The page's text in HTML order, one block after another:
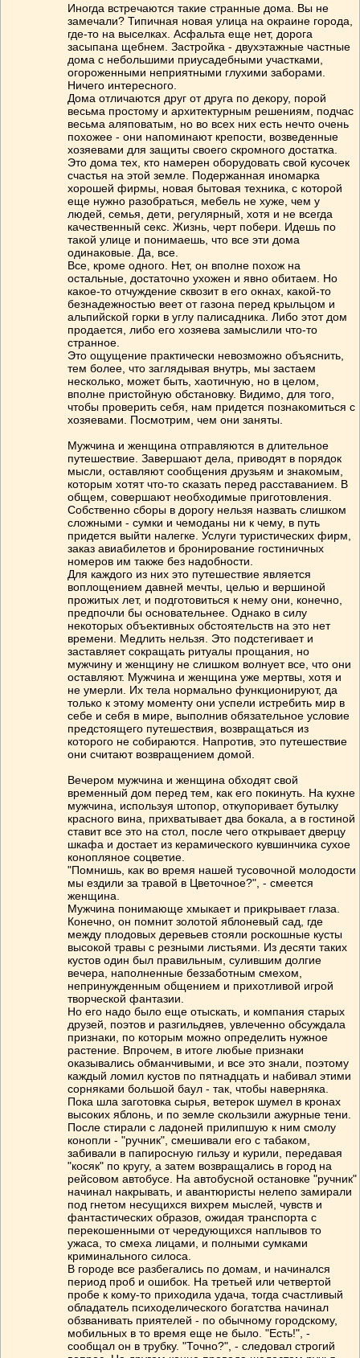
Иногда встречаются такие странные дома. Вы не
замечали? Типичная новая улица на окраине города,
где-то на выселках. Асфальта еще нет, дорога
засыпана щебнем. Застройка - двухэтажные частные
дома с небольшими приусадебными участками,
огороженными неприятными глухими заборами.
Ничего интересного.
Дома отличаются друг от друга по декору, порой
весьма простому и архитектурным решениям, подчас
весьма аляповатым, но во всех них есть нечто очень
похожее - они напоминают крепости, возведенные
хозяевами для защиты своего скромного достатка.
Это дома тех, кто намерен оборудовать свой кусочек
счастья на этой земле. Подержанная иномарка
хорошей фирмы, новая бытовая техника, с которой
еще нужно разобраться, мебель не хуже, чем у
людей, семья, дети, регулярный, хотя и не всегда
качественный секс. Жизнь, черт побери. Идешь по
такой улице и понимаешь, что все эти дома
одинаковые. Да, все.
Все, кроме одного. Нет, он вполне похож на
остальные, достаточно ухожен и явно обитаем. Но
какое-то отчуждение сквозит в его окнах, какой-то
безнадежностью веет от газона перед крыльцом и
альпийской горки в углу палисадника. Либо этот дом
продается, либо его хозяева замыслили что-то
странное.
Это ощущение практически невозможно объяснить,
тем более, что заглядывая внутрь, мы застаем
несколько, может быть, хаотичную, но в целом,
вполне пристойную обстановку. Видимо, для того,
чтобы проверить себя, нам придется познакомиться с
хозяевами. Посмотрим, чем они заняты.
Мужчина и женщина отправляются в длительное
путешествие. Завершают дела, приводят в порядок
мысли, оставляют сообщения друзьям и знакомым,
которым хотят что-то сказать перед расставанием. В
общем, совершают необходимые приготовления.
Собственно сборы в дорогу нельзя назвать слишком
сложными - сумки и чемоданы ни к чему, в путь
придется выйти налегке. Услуги туристических фирм,
заказ авиабилетов и бронирование гостиничных
номеров им также без надобности.
Для каждого из них это путешествие является
воплощением давней мечты, целью и вершиной
прожитых лет, и подготовиться к нему они, конечно,
предпочли бы основательнее. Однако в силу
некоторых объективных обстоятельств на это нет
времени. Медлить нельзя. Это подстегивает и
заставляет сокращать ритуалы прощания, но
мужчину и женщину не слишком волнует все, что они
оставляют. Мужчина и женщина уже мертвы, хотя и
не умерли. Их тела нормально функционируют, да
только к этому моменту они успели истребить мир в
себе и себя в мире, выполнив обязательное условие
предстоящего путешествия, возвращаться из
которого не собираются. Напротив, это путешествие
они считают возвращением домой.
Вечером мужчина и женщина обходят свой
временный дом перед тем, как его покинуть. На кухне
мужчина, используя штопор, откупоривает бутылку
красного вина, прихватывает два бокала, а в гостиной
ставит все это на стол, после чего открывает дверцу
шкафа и достает из керамического кувшинчика сухое
конопляное соцветие.
"Помнишь, как во время нашей тусовочной молодости
мы ездили за травой в Цветочное?", - смеется
женщина.
Мужчина понимающе хмыкает и прикрывает глаза.
Конечно, он помнит золотой яблоневый сад, где
между плодовых деревьев стояли роскошные кусты
высокой травы с резными листьями. Из десяти таких
кустов один был правильным, сулившим долгие
вечера, наполненные беззаботным смехом,
непринужденным общением и прихотливой игрой
творческой фантазии.
Но его надо было еще отыскать, и компания старых
друзей, поэтов и разгильдяев, увлеченно обсуждала
признаки, по которым можно определить нужное
растение. Впрочем, в итоге любые признаки
оказывались обманчивыми, и все это знали, поэтому
каждый ломил кустов по пятнадцать и набивал этими
сорняками большой баул - так, чтобы наверняка.
Пока шла заготовка сырья, ветерок шумел в кронах
высоких яблонь, и по земле скользили ажурные тени.
После стирали с ладоней прилипшую к ним смолу
конопли - "ручник", смешивали его с табаком,
забивали в папиросную гильзу и курили, передавая
"косяк" по кругу, а затем возвращались в город на
рейсовом автобусе. На автобусной остановке "ручник"
начинал накрывать, и авантюристы нелепо замирали
под гнетом несущихся вихрем мыслей, чувств и
фантастических образов, ожидая транспорта с
перекошенными от чередующихся наплывов то
ужаса, то смеха лицами, и полными сумками
криминального силоса.
В городе все разбегались по домам, и начинался
период проб и ошибок. На третьей или четвертой
пробе к кому-то приходила удача, тогда счастливый
обладатель психоделического богатства начинал
обзванивать приятелей - по обычному городскому,
мобильных в то время еще не было. "Есть!", -
сообщал он в трубку. "Точно?", - следовал строгий